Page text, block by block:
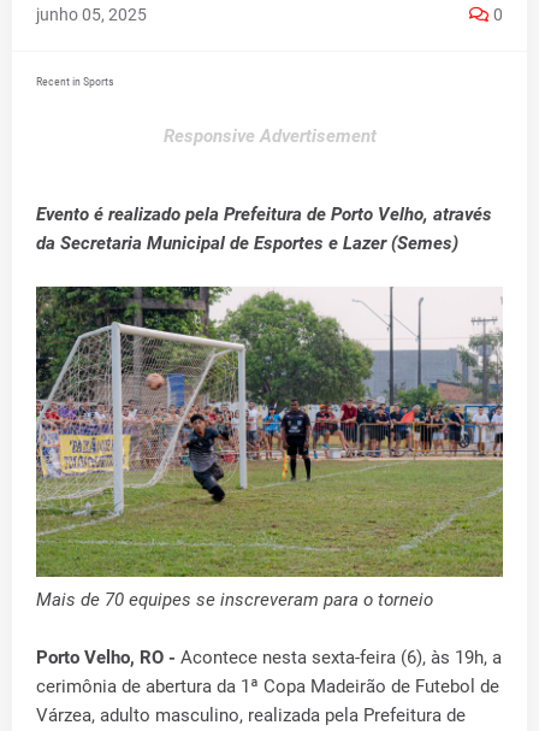
junho 05, 2025 0
Recent in Sports
Responsive Advertisement
Evento é realizado pela Prefeitura de Porto Velho, através
da Secretaria Municipal de Esportes e Lazer (Semes)
Mais de 70 equipes se inscreveram para o torneio
Porto Velho, RO - Acontece nesta sexta-feira (6), às 19h, a
cerimônia de abertura da 1ª Copa Madeirão de Futebol de
Várzea, adulto masculino, realizada pela Prefeitura de